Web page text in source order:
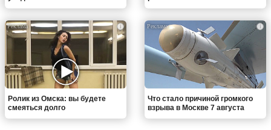
i
Ролик из Омска: вы будете
смеяться долго
i
Что стало причиной громкого
взрыва в Москве 7 августа